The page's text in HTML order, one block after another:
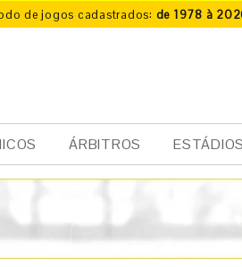
de jogos cadastrados: de 1978 à
ÁRBITROS ESTÁDIOS